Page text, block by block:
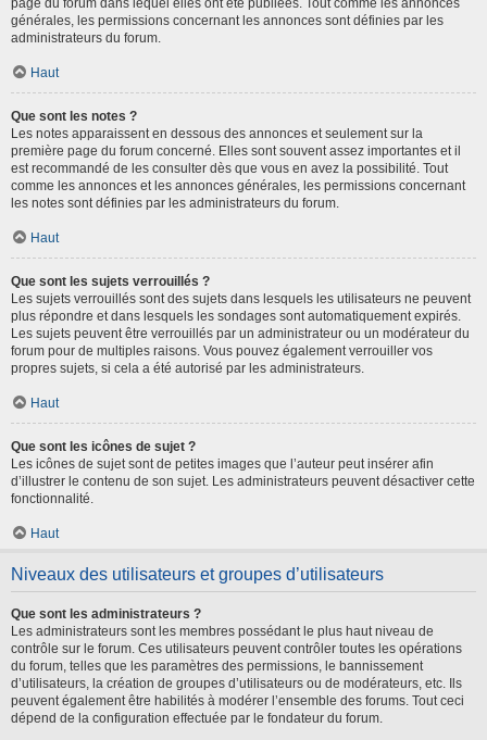
générales, les permissions concernant les annonces sont définies par les
administrateurs du forum.
Haut
Que sont les notes ?
Les notes apparaissent en dessous des annonces et seulement sur la
première page du forum concerné. Elles sont souvent assez importantes et il
est recommandé de les consulter dès que vous en avez la possibilité. Tout
comme les annonces et les annonces générales, les permissions concernant
les notes sont définies par les administrateurs du forum.
Haut
Que sont les sujets verrouillés ?
Les sujets verrouillés sont des sujets dans lesquels les utilisateurs ne peuvent
plus répondre et dans lesquels les sondages sont automatiquement expirés.
Les sujets peuvent être verrouillés par un administrateur ou un modérateur du
forum pour de multiples raisons. Vous pouvez également verrouiller vos
propres sujets, si cela a été autorisé par les administrateurs.
Haut
Que sont les icônes de sujet ?
Les icônes de sujet sont de petites images que l’auteur peut insérer afin
d’illustrer le contenu de son sujet. Les administrateurs peuvent désactiver cette
fonctionnalité.
Haut
Niveaux des utilisateurs et groupes d’utilisateurs
Que sont les administrateurs ?
Les administrateurs sont les membres possédant le plus haut niveau de
contrôle sur le forum. Ces utilisateurs peuvent contrôler toutes les opérations
du forum, telles que les paramètres des permissions, le bannissement
d’utilisateurs, la création de groupes d’utilisateurs ou de modérateurs, etc. Ils
peuvent également être habilités à modérer l’ensemble des forums. Tout ceci
dépend de la configuration effectuée par le fondateur du forum.